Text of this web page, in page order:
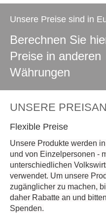
Unsere Preise sind in
Berechnen Sie
Preise in anderen
Währungen
UNSERE
Flexible Preise
Unsere Produkte werden
und von Einzelpersonen -
unterschiedlichen
verwendet. Um unsere
zugänglicher zu machen,
daher Rabatte an und
Spenden.